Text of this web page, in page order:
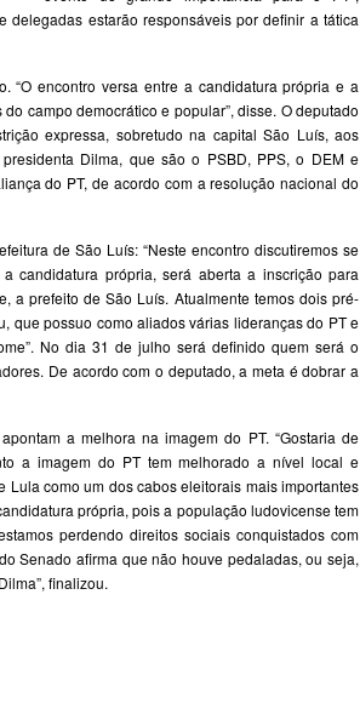
estarão responsáveis por definir a tática
“O encontro versa entre a candidatura própria e a
campo democrático e popular”, disse. O deputado
expressa, sobretudo na capital São Luís, aos
Dilma, que são o PSBD, PPS, o DEM e
do PT, de acordo com a resolução nacional do
de São Luís: “Neste encontro discutiremos se
candidatura própria, será aberta a inscrição para
a prefeito de São Luís. Atualmente temos dois pré-
que possuo como aliados várias lideranças do PT e
No dia 31 de julho será definido quem será o
De acordo com o deputado, a meta é dobrar a
a melhora na imagem do PT. “Gostaria de
a imagem do PT tem melhorado a nível local e
como um dos cabos eleitorais mais importantes
própria, pois a população ludovicense tem
perdendo direitos sociais conquistados com
Senado afirma que não houve pedaladas, ou seja,
finalizou.